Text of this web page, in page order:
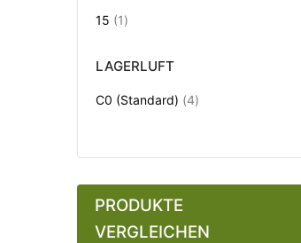
15
1Artikel
LAGERLUFT
C0 (Standard) 4Artikel
PRODUKTE
VERGLEICHEN